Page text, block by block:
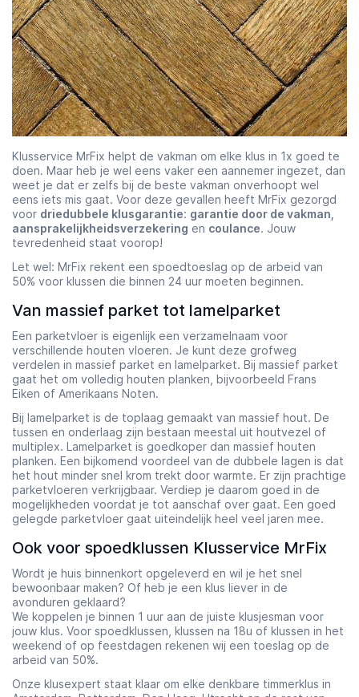
Klusservice MrFix helpt de vakman om elke klus in 1x goed te
doen. Maar heb je wel eens vaker een aannemer ingezet, dan
weet je dat er zelfs bij de beste vakman onverhoopt wel
eens iets mis gaat. Voor deze gevallen heeft MrFix gezorgd
voor driedubbele klusgarantie: garantie door de vakman,
aansprakelijkheidsverzekering en coulance. Jouw
tevredenheid staat voorop!
Let wel: MrFix rekent een spoedtoeslag op de arbeid van
50% voor klussen die binnen 24 uur moeten beginnen.
Van massief parket tot lamelparket
Een parketvloer is eigenlijk een verzamelnaam voor
verschillende houten vloeren. Je kunt deze grofweg
verdelen in massief parket en lamelparket. Bij massief parket
gaat het om volledig houten planken, bijvoorbeeld Frans
Eiken of Amerikaans Noten.
Bij lamelparket is de toplaag gemaakt van massief hout. De
tussen en onderlaag zijn bestaan meestal uit houtvezel of
multiplex. Lamelparket is goedkoper dan massief houten
planken. Een bijkomend voordeel van de dubbele lagen is dat
het hout minder snel krom trekt door warmte. Er zijn prachtige
parketvloeren verkrijgbaar. Verdiep je daarom goed in de
mogelijkheden voordat je tot aanschaf over gaat. Een goed
gelegde parketvloer gaat uiteindelijk heel veel jaren mee.
Ook voor spoedklussen Klusservice MrFix
Wordt je huis binnenkort opgeleverd en wil je het snel
bewoonbaar maken? Of heb je een klus liever in de
avonduren geklaard?
We koppelen je binnen 1 uur aan de juiste klusjesman voor
jouw klus. Voor spoedklussen, klussen na 18u of klussen in het
weekend of op feestdagen rekenen wij een toeslag op de
arbeid van 50%.
Onze klusexpert staat klaar om elke denkbare timmerklus in